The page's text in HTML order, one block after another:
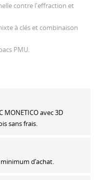
contre l'effraction et
à clés et combinaison
PMU.
MONETICO avec 3D
sans frais.
d’achat.